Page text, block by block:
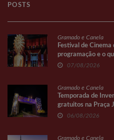
POSTS
Gramado e Canela
Festival de
programação e o
07/08/2026
Gramado e Canela
Temporada de
gratuitos na Praça
06/08/2026
Gramado e Canela